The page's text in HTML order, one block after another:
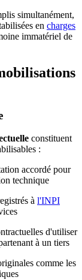
simultanément,
en charges
immatériel de
constituent
:
accordé pour
technique
à l'INPI
d'utiliser
à un tiers
comme les